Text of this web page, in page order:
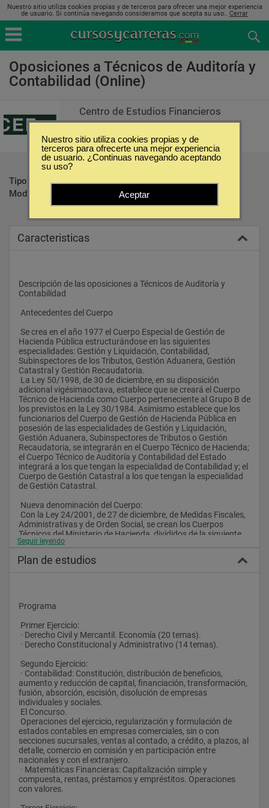
Nuestro sitio utiliza cookies propias y de terceros para ofrecer una mejor experiencia
de usuario. Si continúa navegando consideramos que acepta su uso.. Cerrar
Oposiciones a Técnicos de Auditoría y
Contabilidad (Online)
Centro de Estudios Financieros
Tipo:
Oposiciones
Modalidad:
Caracteristicas
Descripción de las oposiciones a Técnicos de Auditoría y
Contabilidad
Antecedentes del Cuerpo
Hacienda Pública estructurándose en las siguientes
especialidades: Gestión y Liquidación, Contabilidad,
Subinspectores de los Tributos, Gestión Aduanera, Gestión
Catastral y Gestión Recaudatoria.
adicional vigésimaoctava, establece que se creará el Cuerpo
Técnico de Hacienda como Cuerpo perteneciente al Grupo B de
los previstos en la Ley 30/1984. Asimismo establece que los
funcionarios del Cuerpo de Gestión de Hacienda Pública en
posesión de las especialidades de Gestión y Liquidación,
Gestión Aduanera, Subinspectores de Tributos o Gestión
Recaudatoria, se integrarán en el Cuerpo Técnico de Hacienda;
el Cuerpo Técnico de Auditoría y Contabilidad del Estado
integrará a los que tengan la especialidad de Contabilidad y; el
Cuerpo de Gestión Catastral a los que tengan la especialidad
de Gestión Catastral.
Nueva denominación del Cuerpo:
Administrativas y de Orden Social, se crean los Cuerpos
Técnicos del Ministerio de Hacienda, divididos de la siguiente
forma:
Cuerpo Técnico de Hacienda, adscrito a la Agencia Estatal de
pruebas para ingreso en este Cuerpo.
Cuerpo Técnico de Auditoría y Contabilidad, adscrito al
Minsiterio de Hacienda. Sus funciones serán las relativas a la
gestión en materia de contabilidad pública, función
interventora y de control financiero y auditoría en el Sector
Público, así como de presupuestación, adecuadas a los
requisitos y pruebas para ingreso en este Cuerpo.
Hacienda. Sus funciones serán las relativas a las gestión
catastral, excepto aquellas para las que sea preciso estar en
posesión de título facultativo, adecuadas a los requisitos y
pruebas para ingreso en este Cuerpo.
especialidades quedan extinguidos a la entrada en vigor de
esta ley.
Es una oposición del Grupo A2 que tiene buenas perspectivas,
tanto por la periodicidad de convocatorias como por el
número de plazas convocadas cada año. La retribución de
entrada de estos funcionarios gira en torno a los 24.500 euros
(brutos anuales).
Seguir leyendo
Plan de estudios
Programa
Primer Ejercicio:
· Derecho Civil y Mercantil. Economía (20 temas).
· Derecho Constitucional y Administrativo (14 temas).
Segundo Ejercicio:
aumento y reducción de capital, financiación, transformación,
fusión, absorción, escisión, disolución de empresas
individuales y sociales.
El Concurso.
estados contables en empresas comerciales, sin o con
secciones sucursales, ventas al contado, a crédito, a plazos, al
detalle, comercio en comisión y en participación entre
nacionales y con el extranjero.
compuesta, rentas, préstamos y empréstitos. Operaciones
con valores.
Nuestro sitio utiliza cookies propias y de
terceros para ofrecerte una mejor experiencia
de usuario. ¿Continuas navegando aceptando
su uso?
Aceptar